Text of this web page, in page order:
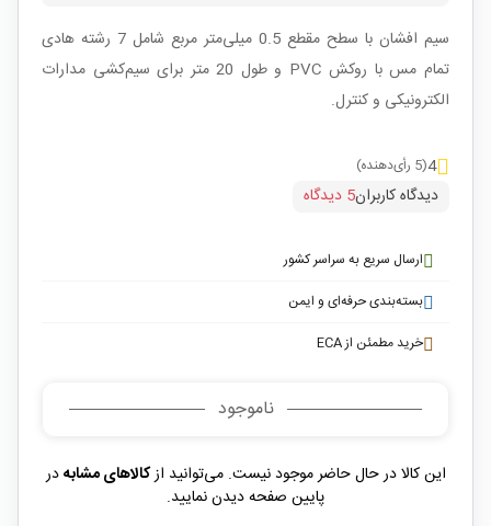
سیم افشان با سطح مقطع 0.5 میلی‌متر مربع شامل 7 رشته هادی
تمام مس با روکش PVC و طول 20 متر برای سیم‌کشی مدارات
الکترونیکی و کنترل.
4(5 رأی‌دهنده)
دیدگاه کاربران5 دیدگاه
ارسال سریع به سراسر کشور
بسته‌بندی حرفه‌ای و ایمن
خرید مطمئن از ECA
ناموجود
این کالا در حال حاضر موجود نیست. می‌توانید ازکالاهای مشابهدر
پایین صفحه دیدن نمایید.